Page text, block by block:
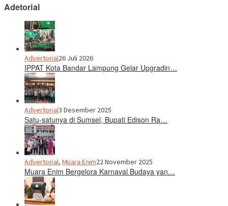
Adetorial
Advertorial26 Juli 2026
IPPAT Kota Bandar Lampung Gelar Upgradin…
Advertorial3 Desember 2025
Satu-satunya di Sumsel, Bupati Edison Ra…
Advertorial, Muara Enim22 November 2025
Muara Enim Bergelora Karnaval Budaya yan…